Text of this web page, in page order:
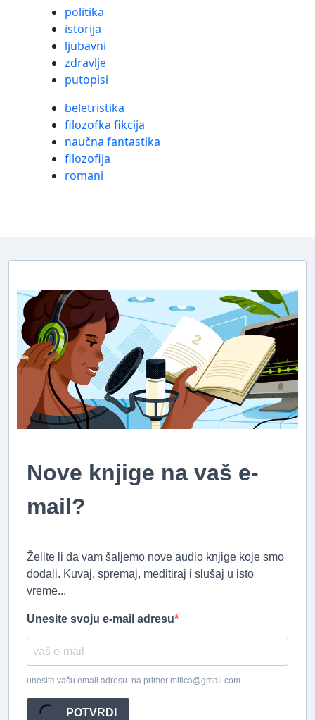
politika
istorija
ljubavni
zdravlje
putopisi
beletristika
filozofka fikcija
naučna fantastika
filozofija
romani
Nove knjige na vaš e-
mail?
Želite li da vam šaljemo nove audio knjige koje smo
dodali. Kuvaj, spremaj, meditiraj i slušaj u isto
vreme...
Unesite svoju e-mail adresu
unesite vašu email adresu. na primer milica@gmail.com
POTVRDI